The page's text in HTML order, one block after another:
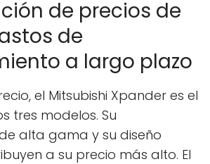
de precios de
de
a largo plazo
el Mitsubishi Xpander es el
tres modelos. Su
alta gama y su diseño
a su precio más alto. El